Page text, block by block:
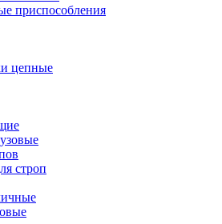
приспособления
цепные
строп